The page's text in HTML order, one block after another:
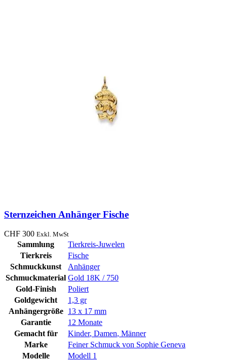
Sternzeichen Anhänger Fische
CHF 300 Exkl. MwSt
Sammlung
Tierkreis-Juwelen
Tierkreis
Fische
Schmuckkunst
Anhänger
Schmuckmaterial Gold 18K / 750
Gold-Finish
Poliert
Goldgewicht
1,3 gr
Anhängergröße
13 x 17 mm
Garantie
12 Monate
Gemacht für
Kinder, Damen, Männer
Marke
Feiner Schmuck von Sophie Geneva
Modelle
Modell 1